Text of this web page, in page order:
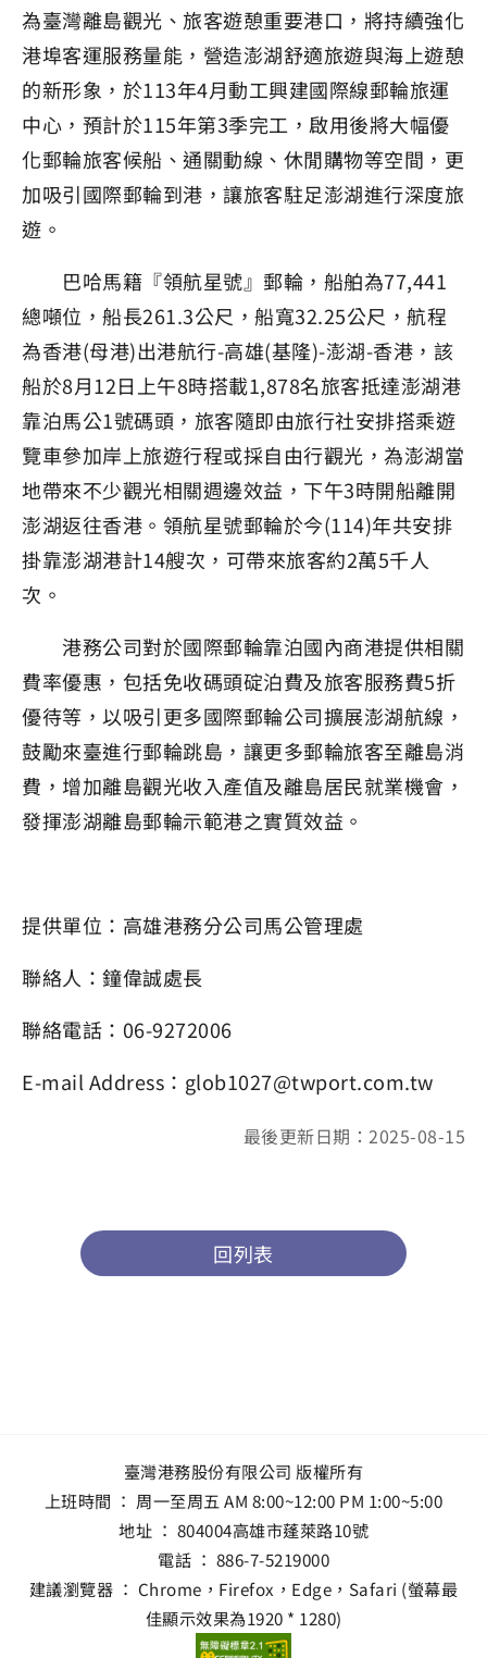
為臺灣離島觀光、旅客遊憩重要港口，將持續強化
港埠客運服務量能，營造澎湖舒適旅遊與海上遊憩
的新形象，於113年4月動工興建國際線郵輪旅運
中心，預計於115年第3季完工，啟用後將大幅優
化郵輪旅客候船、通關動線、休閒購物等空間，更
加吸引國際郵輪到港，讓旅客駐足澎湖進行深度旅
遊。
巴哈馬籍『領航星號』郵輪，船舶為77,441
總噸位，船長261.3公尺，船寬32.25公尺，航程
為香港(母港)出港航行-高雄(基隆)-澎湖-香港，該
船於8月12日上午8時搭載1,878名旅客抵達澎湖港
靠泊馬公1號碼頭，旅客隨即由旅行社安排搭乘遊
覽車參加岸上旅遊行程或採自由行觀光，為澎湖當
地帶來不少觀光相關週邊效益，下午3時開船離開
澎湖返往香港。領航星號郵輪於今(114)年共安排
掛靠澎湖港計14艘次，可帶來旅客約2萬5千人
次。
港務公司對於國際郵輪靠泊國內商港提供相關
費率優惠，包括免收碼頭碇泊費及旅客服務費5折
優待等，以吸引更多國際郵輪公司擴展澎湖航線，
鼓勵來臺進行郵輪跳島，讓更多郵輪旅客至離島消
費，增加離島觀光收入產值及離島居民就業機會，
發揮澎湖離島郵輪示範港之實質效益。
提供單位：高雄港務分公司馬公管理處
聯絡人：鐘偉誠處長
聯絡電話：06-9272006
E-mail Address：glob1027@twport.com.tw
最後更新日期：2025-08-15
回列表
臺灣港務股份有限公司 版權所有
上班時間 ： 周一至周五 AM 8:00~12:00 PM 1:00~5:00
地址 ： 804004高雄市蓬萊路10號
電話 ： 886-7-5219000
建議瀏覽器 ： Chrome，Firefox，Edge，Safari (螢幕最
佳顯示效果為1920 * 1280)